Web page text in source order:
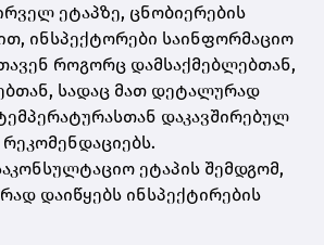
ეტაპზე, ცნობიერების
ინსპექტორები საინფორმაციო
როგორც დამსაქმებლებთან,
სადაც მათ დეტალურად
დაკავშირებულ
ეტაპის შემდგომ,
დაიწყებს ინსპექტირების